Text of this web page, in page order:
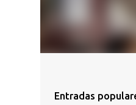
Entradas